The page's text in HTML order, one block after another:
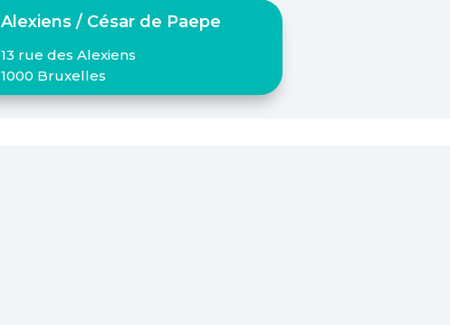
Alexiens / César de Paepe
13 rue des Alexiens
1000 Bruxelles